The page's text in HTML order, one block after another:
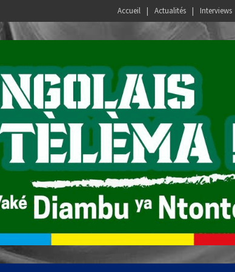
Accueil Actualités Interviews